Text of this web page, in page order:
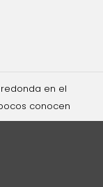
en el
conocen